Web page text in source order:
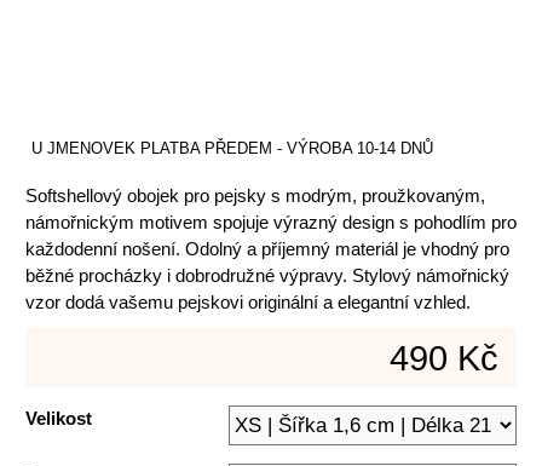
U JMENOVEK PLATBA PŘEDEM - VÝROBA 10-14 DNŮ
Softshellový obojek pro pejsky s modrým, proužkovaným,
námořnickým motivem spojuje výrazný design s pohodlím pro
každodenní nošení. Odolný a příjemný materiál je vhodný pro
běžné procházky i dobrodružné výpravy. Stylový námořnický
vzor dodá vašemu pejskovi originální a elegantní vzhled.
490 Kč
Velikost